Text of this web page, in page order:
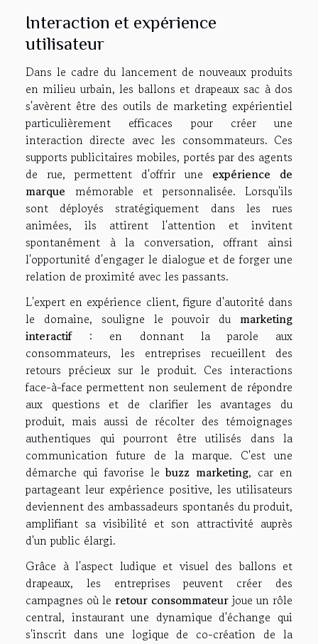
Interaction et expérience
utilisateur
Dans le cadre du lancement de nouveaux produits
en milieu urbain, les ballons et drapeaux sac à dos
s'avèrent être des outils de marketing expérientiel
particulièrement efficaces pour créer une
interaction directe avec les consommateurs. Ces
supports publicitaires mobiles, portés par des agents
de rue, permettent d'offrir une expérience de
marque mémorable et personnalisée. Lorsqu'ils
sont déployés stratégiquement dans les rues
animées, ils attirent l'attention et invitent
spontanément à la conversation, offrant ainsi
l'opportunité d'engager le dialogue et de forger une
relation de proximité avec les passants.
L'expert en expérience client, figure d'autorité dans
le domaine, souligne le pouvoir du marketing
interactif: en donnant la parole aux
consommateurs, les entreprises recueillent des
retours précieux sur le produit. Ces interactions
face-à-face permettent non seulement de répondre
aux questions et de clarifier les avantages du
produit, mais aussi de récolter des témoignages
authentiques qui pourront être utilisés dans la
communication future de la marque. C'est une
démarche qui favorise lebuzz marketing, car en
partageant leur expérience positive, les utilisateurs
deviennent des ambassadeurs spontanés du produit,
amplifiant sa visibilité et son attractivité auprès
d'un public élargi.
Grâce à l'aspect ludique et visuel des ballons et
drapeaux, les entreprises peuvent créer des
campagnes où le retour consommateur joue un rôle
central, instaurant une dynamique d'échange qui
s'inscrit dans une logique de co-création de la